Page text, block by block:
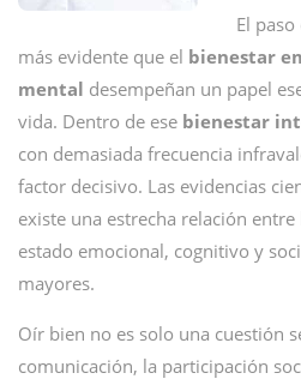
El
más evidente que el bienestar
mental desempeñan un papel
vida. Dentro de ese bienestar
con demasiada frecuencia
factor decisivo. Las evidencias
existe una estrecha relación
estado emocional, cognitivo y
mayores.
Oír bien no es solo una cuestión
comunicación, la participación